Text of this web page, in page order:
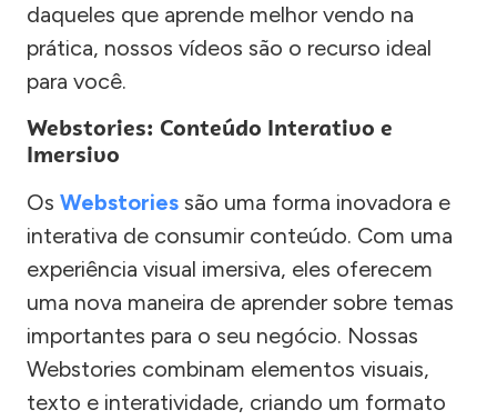
daqueles que aprende melhor vendo na
prática, nossos vídeos são o recurso ideal
para você.
Webstories: Conteúdo Interativo e
Imersivo
Os Webstories são uma forma inovadora e
interativa de consumir conteúdo. Com uma
experiência visual imersiva, eles oferecem
uma nova maneira de aprender sobre temas
importantes para o seu negócio. Nossas
Webstories combinam elementos visuais,
texto e interatividade, criando um formato